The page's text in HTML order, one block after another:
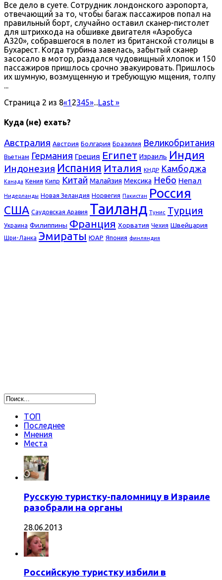
Все дело в суете. Сотрудник лондонского аэропорта,
отвечающий за то, чтобы багаж пассажиров попал на
правильный борт, случайно оставил сканер-пистолет
для штрихкода на обшивке двигателя «Аэробуса
А320», собравшегося в полет из британской столицы в
Бухарест. Когда турбина завелась, забытый сканер
засосало в мотор, раздался чудовищный хлопок и 150
пассажиров пришлось срочно эвакуировать. Пришлось
их шумную, возмущенную и требующую мщения, толпу
...
Страница 2 из 8«1 2345»...Last »
Куда (не) ехать?
Австралия Австрия Болгария Бразилия Великобритания
Вьетнам Германия Греция Египет Израиль Индия
Индонезия Испания Италия КНДР Камбоджа
Канада Кения Кипр Китай Малайзия Мексика Небо Непал
Нидерланды Новая Зеландия Норвегия Пакистан Россия
США Саудовская Аравия Таиланд Тунис Турция
Украина Филиппины Франция Хорватия Чехия Швейцария
Шри-Ланка Эмираты ЮАР Япония финляндия
ТОП
Последнее
Мнения
Места
Русскую туристку-паломницу в Израиле
разобрали на органы
28.06.2013
Российскую туристку избили в